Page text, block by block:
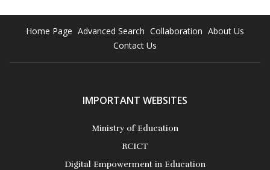
Home Page Advanced Search Collaboration About Us
Contact Us
IMPORTANT WEBSITES
Ministry of Education
RCICT
Digital Empowerment in Education